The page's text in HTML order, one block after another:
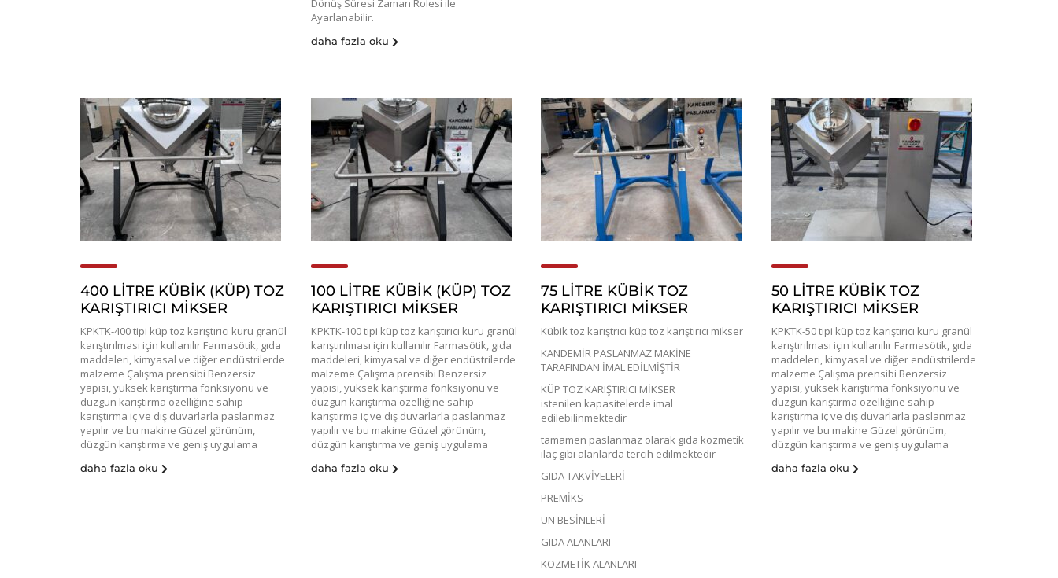
Dönüş Süresi Zaman Rolesi ile
Ayarlanabilir.
daha fazla oku
400 LİTRE KÜBİK (KÜP) TOZ
KARIŞTIRICI MİKSER
KPKTK-400 tipi küp toz karıştırıcı kuru granül
karıştırılması için kullanılır Farmasötik, gıda
maddeleri, kimyasal ve diğer endüstrilerde
malzeme Çalışma prensibi Benzersiz
yapısı, yüksek karıştırma fonksiyonu ve
düzgün karıştırma özelliğine sahip
karıştırma iç ve dış duvarlarla paslanmaz
yapılır ve bu makine Güzel görünüm,
düzgün karıştırma ve geniş uygulama
daha fazla oku
100 LİTRE KÜBİK (KÜP) TOZ
KARIŞTIRICI MİKSER
KPKTK-100 tipi küp toz karıştırıcı kuru granül
karıştırılması için kullanılır Farmasötik, gıda
maddeleri, kimyasal ve diğer endüstrilerde
malzeme Çalışma prensibi Benzersiz
yapısı, yüksek karıştırma fonksiyonu ve
düzgün karıştırma özelliğine sahip
karıştırma iç ve dış duvarlarla paslanmaz
yapılır ve bu makine Güzel görünüm,
düzgün karıştırma ve geniş uygulama
daha fazla oku
75 LİTRE KÜBİK TOZ
KARIŞTIRICI MİKSER
Kübik toz karıştrıcı küp toz karıştırıcı mikser
KANDEMİR PASLANMAZ MAKİNE
TARAFINDAN İMAL EDİLMİŞTİR
KÜP TOZ KARIŞTIRICI MİKSER
istenilen kapasitelerde imal
edilebilinmektedir
tamamen paslanmaz olarak gıda kozmetik
ilaç gibi alanlarda tercih edilmektedir
GIDA TAKVİYELERİ
PREMİKS
UN BESİNLERİ
GIDA ALANLARI
KOZMETİK ALANLARI
50 LİTRE KÜBİK TOZ
KARIŞTIRICI MİKSER
KPKTK-50 tipi küp toz karıştırıcı kuru granül
karıştırılması için kullanılır Farmasötik, gıda
maddeleri, kimyasal ve diğer endüstrilerde
malzeme Çalışma prensibi Benzersiz
yapısı, yüksek karıştırma fonksiyonu ve
düzgün karıştırma özelliğine sahip
karıştırma iç ve dış duvarlarla paslanmaz
yapılır ve bu makine Güzel görünüm,
düzgün karıştırma ve geniş uygulama
daha fazla oku